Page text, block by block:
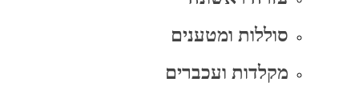
סוללות ומטענים
מקלדות ועכברים